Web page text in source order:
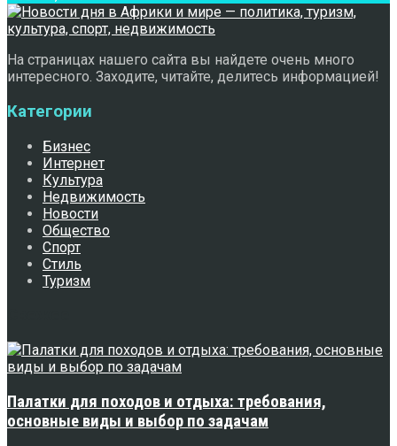
На страницах нашего сайта вы найдете очень много
интересного. Заходите, читайте, делитесь информацией!
Категории
Бизнес
Интернет
Культура
Недвижимость
Новости
Общество
Спорт
Стиль
Туризм
Палатки для походов и отдыха: требования,
основные виды и выбор по задачам